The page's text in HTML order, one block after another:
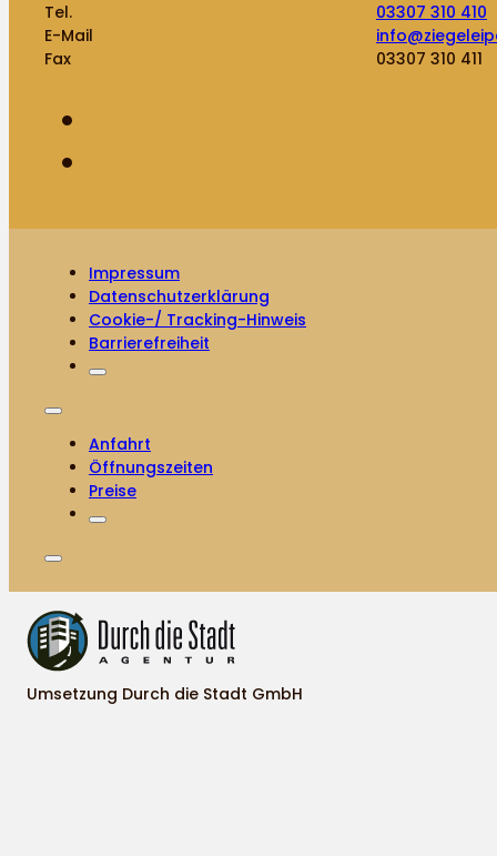
Tel.
03307 310 410
E-Mail
Fax
03307 310 411
Impressum
Datenschutzerklärung
Cookie-/ Tracking-Hinweis
Barrierefreiheit
Anfahrt
Öffnungszeiten
Preise
Umsetzung Durch die Stadt GmbH